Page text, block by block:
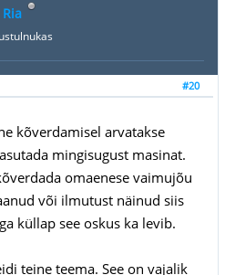
Ria
#20
kõverdamisel arvatakse
mingisugust masinat.
omaenese vaimujõu
või ilmutust näinud siis
küllap see oskus ka levib.
teine teema. See on vajalik